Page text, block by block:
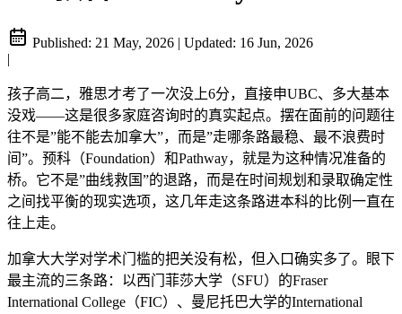
Published: 21 May, 2026 | Updated: 16 Jun, 2026
|
孩子高二，雅思才考了一次没上6分，直接申UBC、多大基本
没戏——这是很多家庭咨询时的真实起点。摆在面前的问题往
往不是”能不能去加拿大”，而是”走哪条路最稳、最不浪费时
间”。预科（Foundation）和Pathway，就是为这种情况准备的
桥。它不是”曲线救国”的退路，而是在时间规划和录取确定性
之间找平衡的现实选项，这几年走这条路进本科的比例一直在
往上走。
加拿大大学对学术门槛的把关没有松，但入口确实多了。眼下
最主流的三条路：以西门菲莎大学（SFU）的Fraser
International College（FIC）、曼尼托巴大学的International